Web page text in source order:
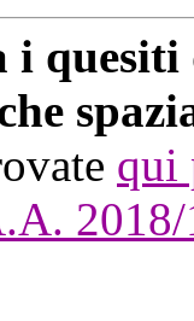
i
qui